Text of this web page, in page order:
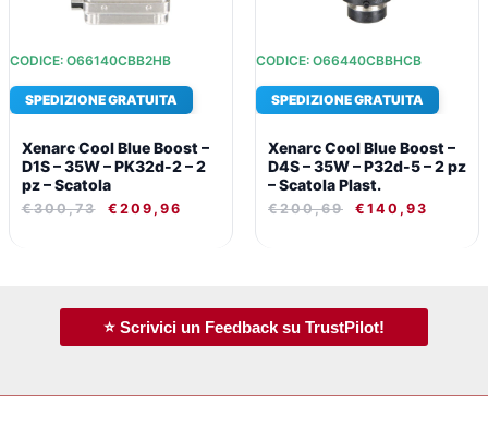
CODICE: O66140CBB2HB
SPEDIZIONE GRATUITA
Xenarc Cool Blue Boost –
D1S – 35W – PK32d-2 – 2
pz – Scatola
€300,73 € 209,96
CODICE: O66440CBBHCB
SPEDIZIONE GRATUITA
Xenarc Cool Blue Boost –
D4S – 35W – P32d-5 – 2 pz
– Scatola Plast.
€200,69 € 140,93
⭐ Scrivici un Feedback su TrustPilot!